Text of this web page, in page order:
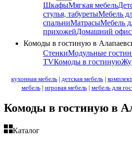
ШкафыМягкая мебель
стулья, табуретыМебель
спальниМатрасыМебель
прихожейДомашний офис
Комоды в гостиную в
СтенкиМодульные
ТVКомоды в гостиную
кухонная мебель | детская мебель |
мебель| игровая мебель| мебель для
Комоды в гостиную в
Каталог